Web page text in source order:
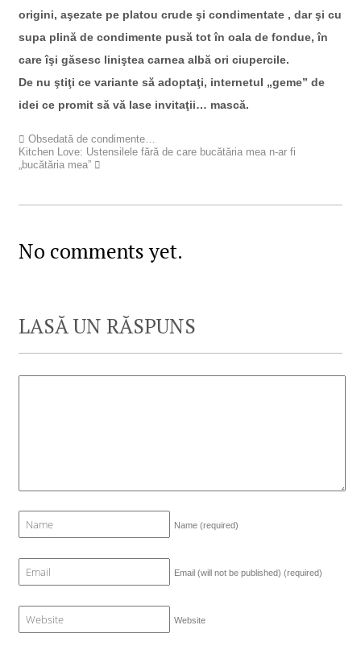
origini, aşezate pe platou crude şi condimentate , dar şi cu
supa plină de condimente pusă tot în oala de fondue, în
care îşi găsesc liniştea carnea albă ori ciupercile.
De nu ştiţi ce variante să adoptaţi, internetul „geme” de
idei ce promit să vă lase invitaţii… mască.
Obsedată de condimente…
Kitchen Love: Ustensilele fără de care bucătăria mea n-ar fi
„bucătăria mea”
No comments yet.
LASĂ UN RĂSPUNS
Name (required)
Email (will not be published) (required)
Website